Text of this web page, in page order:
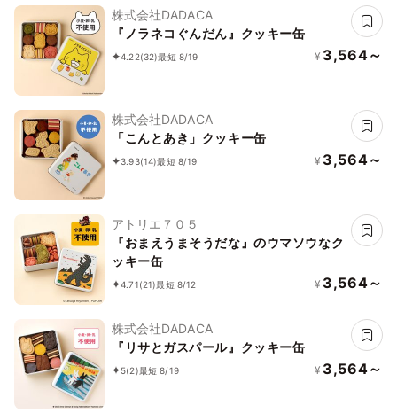
株式会社DADACA
『ノラネコぐんだん』クッキー缶
4.22(32)最短 8/19 ¥ 3,564～
株式会社DADACA
「こんとあき」クッキー缶
3.93(14)最短 8/19 ¥ 3,564～
アトリエ７０５
『おまえうまそうだな』のウマソウなク
ッキー缶
4.71(21)最短 8/12 ¥ 3,564～
株式会社DADACA
『リサとガスパール』クッキー缶
5(2)最短 8/19 ¥ 3,564～